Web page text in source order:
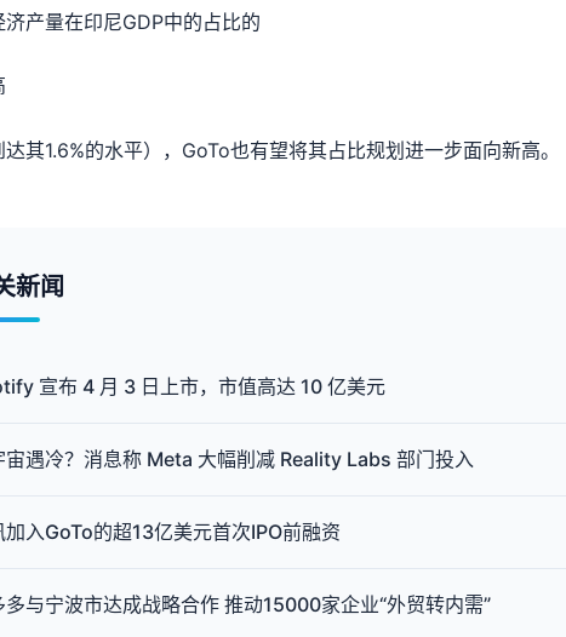
济产量在印尼GDP中的占比的
达其1.6%的水平），GoTo也有望将其占比规划进一步面向新高。
新闻
宣布 4 月 3 日上市，市值高达 10 亿美元
宙遇冷？消息称 Meta 大幅削减 Reality Labs 部门投入
加入GoTo的超13亿美元首次IPO前融资
多与宁波市达成战略合作 推动15000家企业“外贸转内需”